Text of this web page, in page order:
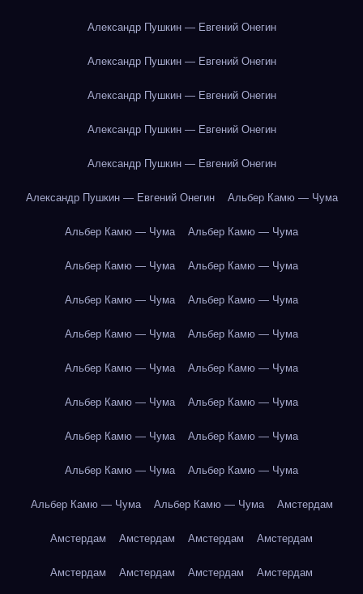
Александр Пушкин — Евгений Онегин
Александр Пушкин — Евгений Онегин
Александр Пушкин — Евгений Онегин
Александр Пушкин — Евгений Онегин
Александр Пушкин — Евгений Онегин
Александр Пушкин — Евгений Онегин Альбер Камю — Чума
Альбер Камю — Чума Альбер Камю — Чума
Альбер Камю — Чума Альбер Камю — Чума
Альбер Камю — Чума Альбер Камю — Чума
Альбер Камю — Чума Альбер Камю — Чума
Альбер Камю — Чума Альбер Камю — Чума
Альбер Камю — Чума Альбер Камю — Чума
Альбер Камю — Чума Альбер Камю — Чума
Альбер Камю — Чума Альбер Камю — Чума
Альбер Камю — Чума Альбер Камю — Чума Амстердам
Амстердам Амстердам Амстердам Амстердам
Амстердам Амстердам Амстердам Амстердам